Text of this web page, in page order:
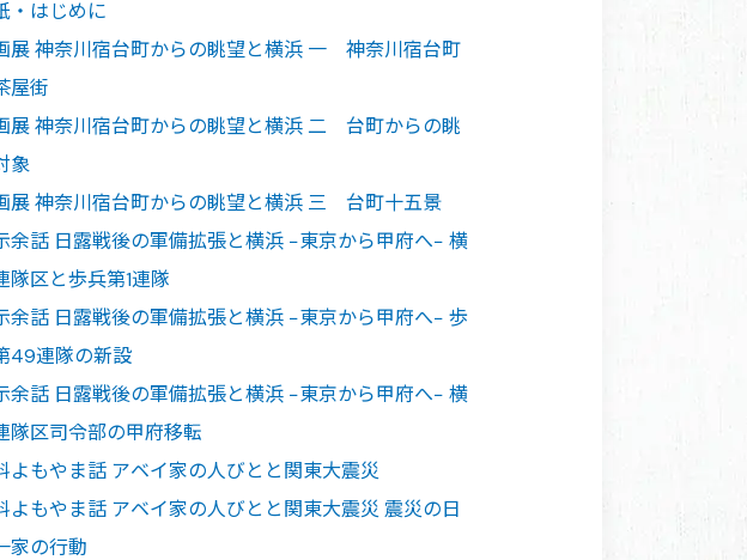
・はじめに
展 神奈川宿台町からの眺望と横浜 一 神奈川宿台町
屋街
展 神奈川宿台町からの眺望と横浜 二 台町からの眺
象
展 神奈川宿台町からの眺望と横浜 三 台町十五景
余話 日露戦後の軍備拡張と横浜 −東京から甲府へ− 横
隊区と歩兵第1連隊
余話 日露戦後の軍備拡張と横浜 −東京から甲府へ− 歩
49連隊の新設
余話 日露戦後の軍備拡張と横浜 −東京から甲府へ− 横
隊区司令部の甲府移転
よもやま話 アベイ家の人びとと関東大震災
よもやま話 アベイ家の人びとと関東大震災 震災の日
家の行動